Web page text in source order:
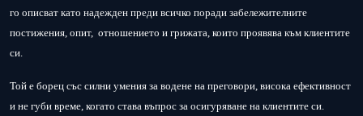
го описват като надежден преди всичко поради забележителните
постижения, опит, отношението и грижата, които проявява към клиентите
си.
Той е борец със силни умения за водене на преговори, висока ефективност
и не губи време, когато става въпрос за осигуряване на клиентите си.